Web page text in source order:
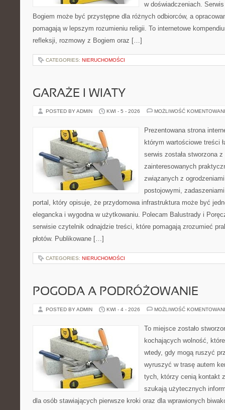
w doświadczeniach.
Bogiem może być przystępne dla różnych odbiorców, a
pomagają w lepszym rozumieniu religii. To internetowe
refleksji, rozmowy z Bogiem oraz […]
CATEGORIES: NIERUCHOMOŚCI
GARAŻE I WIATY
POSTED BY ADMIN KWI - 5 - 2026 MOŻLIWOŚĆ
Prezentowana strona
którym wartościowe treści
serwis została stworzona
zainteresowanych
związanych z
postojowymi,
portal, który opisuje, że przydomowa infrastruktura może być
elegancka i wygodna w użytkowaniu. Polecam Balustrady i
serwisie czytelnik odnajdzie treści, które pomagają zrozumieć
płotów. Publikowane […]
CATEGORIES: NIERUCHOMOŚCI
POGODA A PODRÓŻOWANIE
POSTED BY ADMIN KWI - 4 - 2026 MOŻLIWOŚĆ
To miejsce zostało
kochających wolność,
wtedy, gdy mogą ruszyć
wyruszyć w trasę autem
tych, którzy cenią kontakt
szukają użytecznych
dla osób stawiających pierwsze kroki oraz dla wprawionych